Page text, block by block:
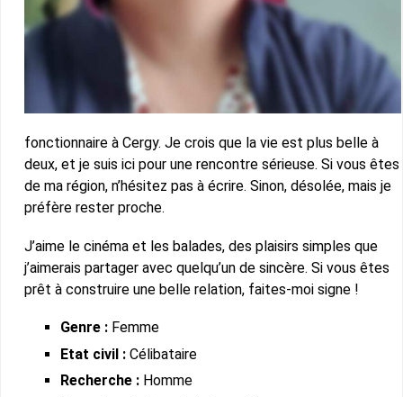
fonctionnaire à Cergy. Je crois que la vie est plus belle à
deux, et je suis ici pour une rencontre sérieuse. Si vous êtes
de ma région, n’hésitez pas à écrire. Sinon, désolée, mais je
préfère rester proche.
J’aime le cinéma et les balades, des plaisirs simples que
j’aimerais partager avec quelqu’un de sincère. Si vous êtes
prêt à construire une belle relation, faites-moi signe !
Genre : Femme
Etat civil : Célibataire
Recherche : Homme